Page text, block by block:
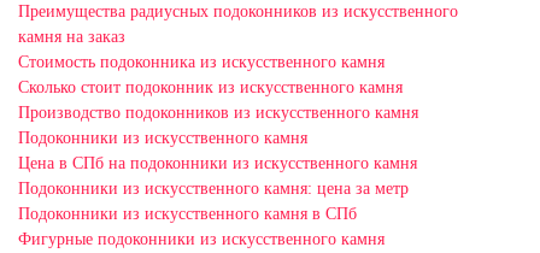
Преимущества радиусных подоконников из искусственного
камня на заказ
Стоимость подоконника из искусственного камня
Сколько стоит подоконник из искусственного камня
Производство подоконников из искусственного камня
Подоконники из искусственного камня
Цена в СПб на подоконники из искусственного камня
Подоконники из искусственного камня: цена за метр
Подоконники из искусственного камня в СПб
Фигурные подоконники из искусственного камня